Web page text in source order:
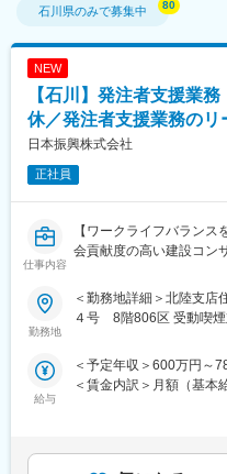
石川県のみで募集中
NEW
【石川】発注者支援業
休／発注者支援業務の
日本振興株式会社
正社員
仕事内容
【ワークライフバラン
会貢献度の高い建設コン
■日本振興について：
（1）公共インフラ分野
ンパニーならではの大規
トに携わることができます
勤務地
＜勤務地詳細＞北陸支店
４号 8階806区 受動喫煙
給与
＜予定年収＞600万円～
＜賃金内訳＞月額（基本
＞有＜残業手当＞有＜給